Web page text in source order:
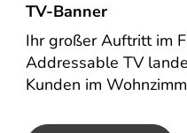
TV-Banner
Ihr großer Auftritt im
Addressable TV
Kunden im